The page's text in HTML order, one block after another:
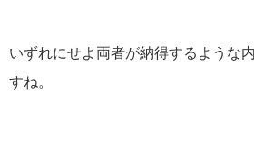
いずれにせよ両者が納得するような
すね。